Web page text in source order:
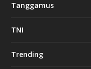
Tanggamus
TNI
Trending